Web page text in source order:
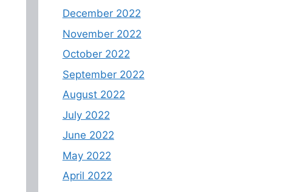
December 2022
November 2022
October 2022
September 2022
August 2022
July 2022
June 2022
May 2022
April 2022